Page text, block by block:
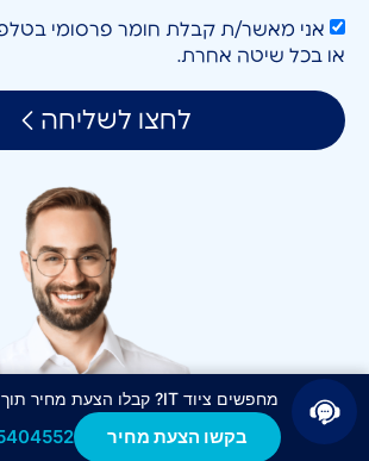
או בכל שיטה אחרת.
לחצו לשליחה
מחפשים ציוד IT? קבלו הצעת מחיר תוך 24 שעות!
בקשו הצעת מחיר